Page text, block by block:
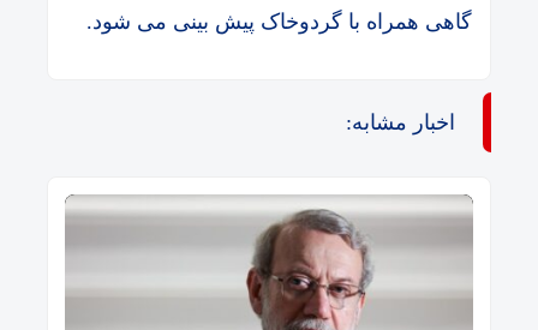
گاهی همراه با گردوخاک پیش بینی می شود.
اخبار مشابه: